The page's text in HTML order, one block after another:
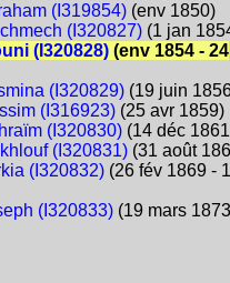
(I319854)(env 1850)
(I320827)(1 jan
(I320828)(env 1854 - 24
(I320829)(19 juin
(I316923)(25 avr 1859)
(I320830)(14 déc
(I320831)(31 août
(I320832)(26 fév 1869 -
(I320833)(19 mars